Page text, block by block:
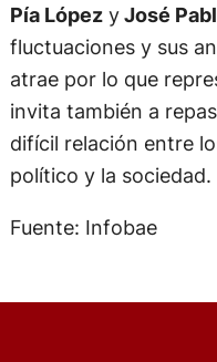
Pía LópezyJosé
fluctuaciones y sus
atrae por lo que
invita también a
difícil relación entre
político y la sociedad.
Fuente: Infobae